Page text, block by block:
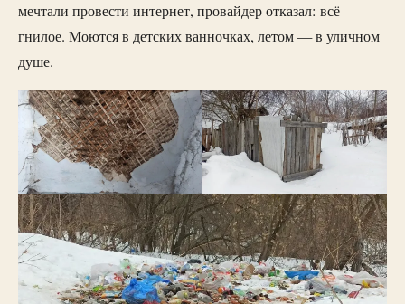
мечтали провести интернет, провайдер отказал: всё
гнилое. Моются в детских ванночках, летом — в уличном
душе.